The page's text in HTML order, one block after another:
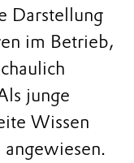
Darstellung
im Betrieb,
junge
Wissen